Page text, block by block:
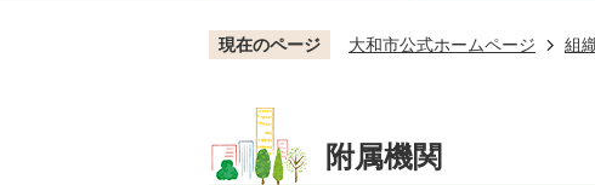
現在のページ 大和市公式ホームページ 組
附属機関